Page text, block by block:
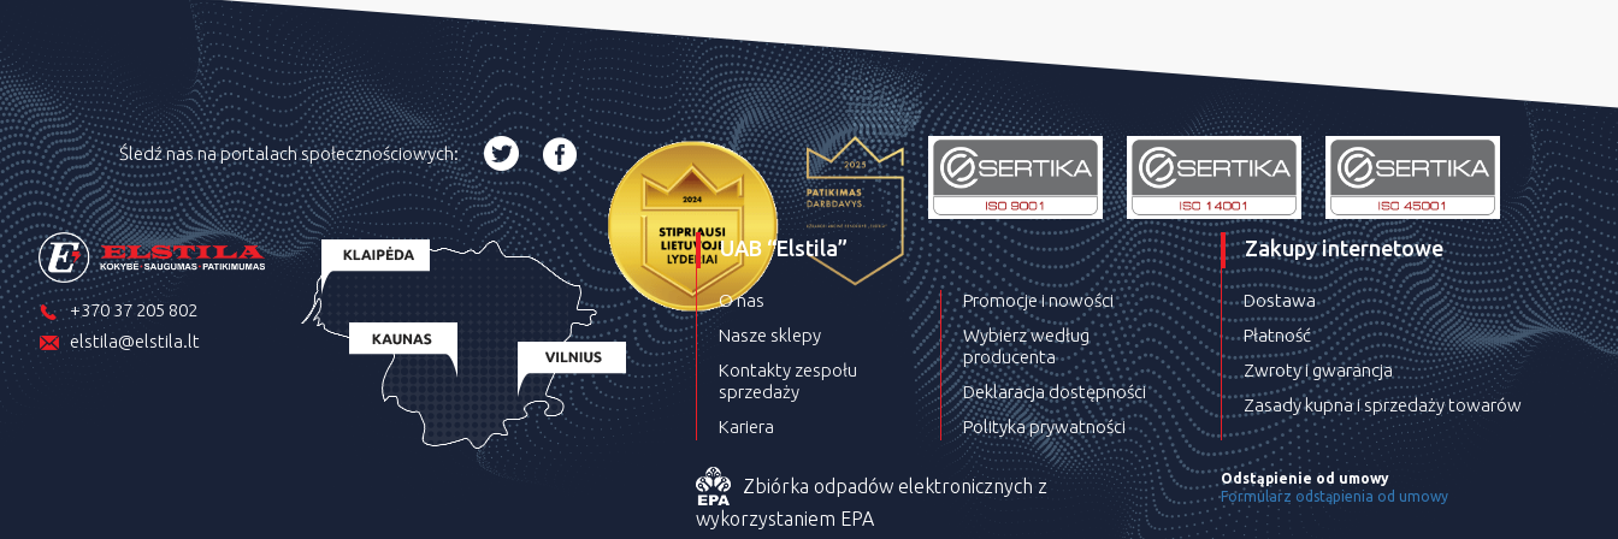
Śledź nas na portalach społecznościowych:
+370 37 205 802
elstila@elstila.lt
UAB “Elstila”
O nas
Nasze sklepy
Kontakty zespołu
sprzedaży
Kariera
Promocje i nowości
Wybierz według
producenta
Deklaracja dostępności
Polityka prywatności
Zbiórka odpadów elektronicznych z
wykorzystaniem EPA
Zakupy internetowe
Dostawa
Płatność
Zwroty i gwarancja
Zasady kupna i sprzedaży towarów
Odstąpienie od umowy
Formularz odstąpienia od umowy